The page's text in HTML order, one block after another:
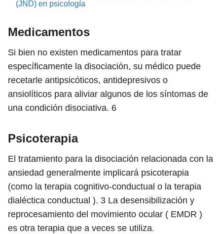
(JND) en psicología
Medicamentos
Si bien no existen medicamentos para tratar
específicamente la disociación, su médico puede
recetarle antipsicóticos, antidepresivos o
ansiolíticos para aliviar algunos de los síntomas de
una condición disociativa. 6
Psicoterapia
El tratamiento para la disociación relacionada con la
ansiedad generalmente implicará psicoterapia
(como la terapia cognitivo-conductual o la terapia
dialéctica conductual ). 3 La desensibilización y
reprocesamiento del movimiento ocular ( EMDR )
es otra terapia que a veces se utiliza.